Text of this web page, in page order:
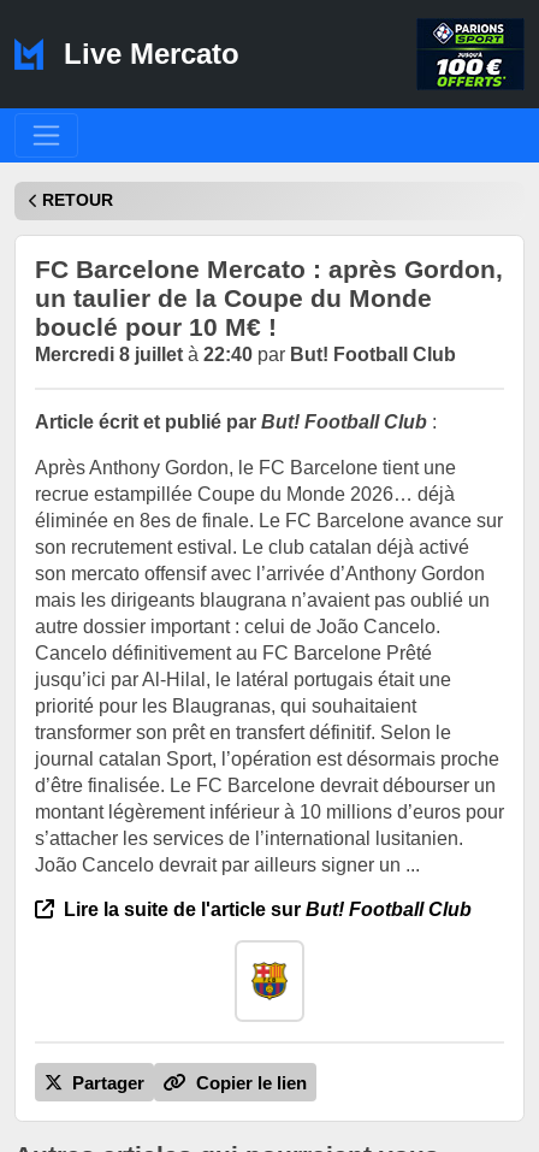
Live Mercato
RETOUR
FC Barcelone Mercato : après Gordon,
un taulier de la Coupe du Monde
bouclé pour 10 M€ !
Mercredi 8 juillet à 22:40 par But! Football Club
Article écrit et publié par But! Football Club :
Après Anthony Gordon, le FC Barcelone tient une
recrue estampillée Coupe du Monde 2026… déjà
éliminée en 8es de finale. Le FC Barcelone avance sur
son recrutement estival. Le club catalan déjà activé
son mercato offensif avec l’arrivée d’Anthony Gordon
mais les dirigeants blaugrana n’avaient pas oublié un
autre dossier important : celui de João Cancelo.
Cancelo définitivement au FC Barcelone Prêté
jusqu’ici par Al-Hilal, le latéral portugais était une
priorité pour les Blaugranas, qui souhaitaient
transformer son prêt en transfert définitif. Selon le
journal catalan Sport, l’opération est désormais proche
d’être finalisée. Le FC Barcelone devrait débourser un
montant légèrement inférieur à 10 millions d’euros pour
s’attacher les services de l’international lusitanien.
João Cancelo devrait par ailleurs signer un ...
Lire la suite de l'article sur But! Football Club
Partager Copier le lien